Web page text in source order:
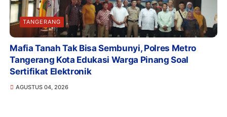
TANGERANG
Mafia Tanah Tak Bisa Sembunyi, Polres Metro
Tangerang Kota Edukasi Warga Pinang Soal
Sertifikat Elektronik
AGUSTUS 04, 2026